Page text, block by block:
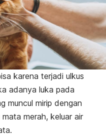
karena terjadi ulkus
adanya luka pada
muncul mirip dengan
merah, keluar air